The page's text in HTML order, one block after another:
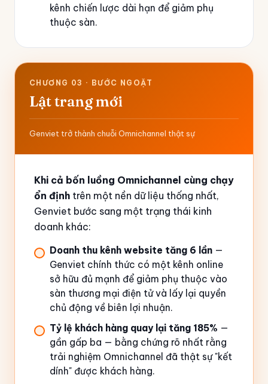
kênh chiến lược dài hạn để giảm phụ
thuộc sàn.
CHƯƠNG 03 · BƯỚC NGOẶT
Lật trang mới
Genviet trở thành chuỗi Omnichannel thật sự
Khi cả bốn luồng Omnichannel cùng chạy
ổn định trên một nền dữ liệu thống nhất,
Genviet bước sang một trạng thái kinh
doanh khác:
Doanh thu kênh website tăng 6 lần —
Genviet chính thức có một kênh online
sở hữu đủ mạnh để giảm phụ thuộc vào
sàn thương mại điện tử và lấy lại quyền
chủ động về biên lợi nhuận.
Tỷ lệ khách hàng quay lại tăng 185% —
gần gấp ba — bằng chứng rõ nhất rằng
trải nghiệm Omnichannel đã thật sự "kết
dính" được khách hàng.